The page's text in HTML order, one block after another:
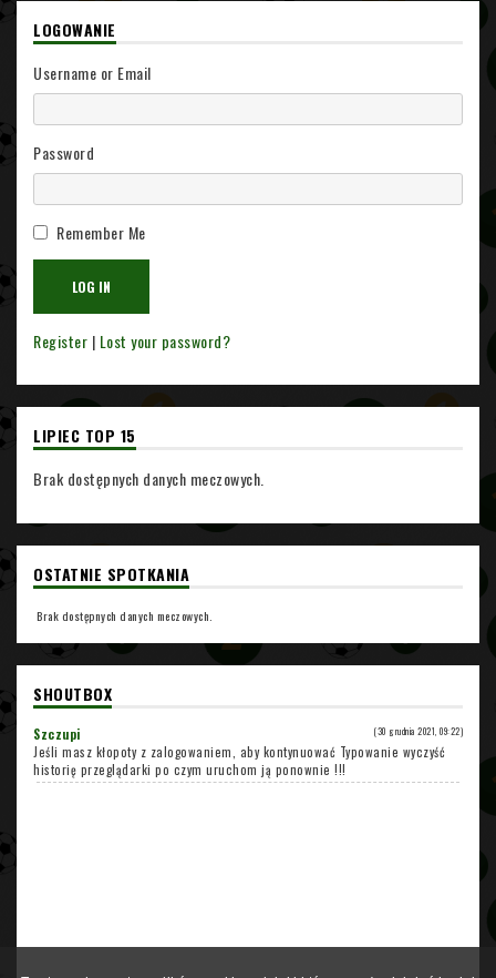
LOGOWANIE
Username or Email
Password
Remember Me
Register | Lost your password?
LIPIEC TOP 15
Brak dostępnych danych meczowych.
OSTATNIE SPOTKANIA
Brak dostępnych danych meczowych.
SHOUTBOX
Szczupi (30 grudnia 2021, 09:22)
Jeśli masz kłopoty z zalogowaniem, aby kontynuować Typowanie wyczyść
historię przeglądarki po czym uruchom ją ponownie !!!